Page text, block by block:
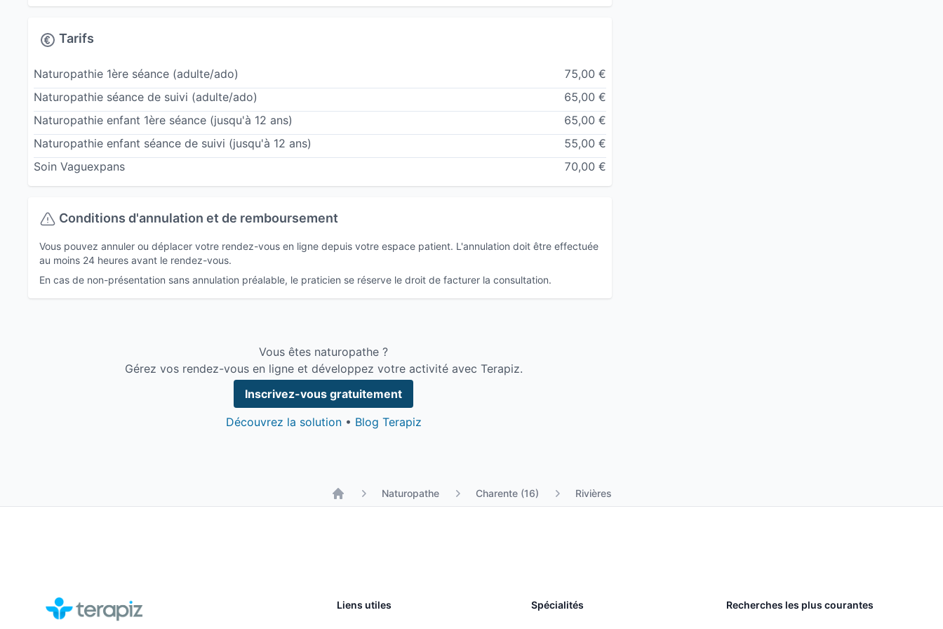
Techniques de revitalisation
Approche psycho-émotionnelle
Biorésonance du corps et compréhension des terrains biologiques
Cette formation m’a permis de comprendre finement la physiologie humaine, mais surtout d’observer
comment nos choix, nos pensées, notre environnement et nos émotions influencent notre santé de
manière continue.
corporelle qui parle directement ausystème nerveux
le corps. C’est ainsi que j’ai découvert le
soin Vaguexpans , une méthode innovante agissant à la fois
sur :
le système nerveux autonome
les rythmes naturels du corps (respiratoire, cardiaque, énergétique)
Cette méthode m’a profondément touchée par sa douceur et sa puissance : rien n’est forcé ni
brusqué. Le corps est invité, jamais contraint. Le soin s’adapte à ce que la personne peut libérer,
intégrer ou transformer à cet instant précis.
clarté mentale
Tarifs
Naturopathie 1ère séance (adulte/ado)
75,00 €
Naturopathie séance de suivi (adulte/ado)
65,00 €
Naturopathie enfant 1ère séance (jusqu'à 12 ans)
65,00 €
Naturopathie enfant séance de suivi (jusqu'à 12 ans)
55,00 €
Soin Vaguexpans
70,00 €
Conditions d'annulation et de remboursement
Vous pouvez annuler ou déplacer votre rendez-vous en ligne depuis votre espace patient. L'annulation doit être effectuée
au moins 24 heures avant le rendez-vous.
En cas de non-présentation sans annulation préalable, le praticien se réserve le droit de facturer la consultation.
Vous êtes naturopathe ?
Gérez vos rendez-vous en ligne et développez votre activité avec Terapiz.
Inscrivez-vous gratuitement
Découvrez la solution• Blog Terapiz
Naturopathe Charente (16) Rivières
Liens utiles Spécialités Recherches les plus courantes